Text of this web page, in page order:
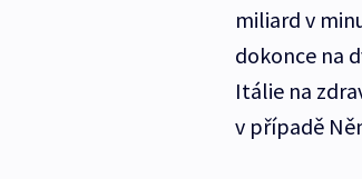
miliard v
dokonce na
Itálie na
v případě